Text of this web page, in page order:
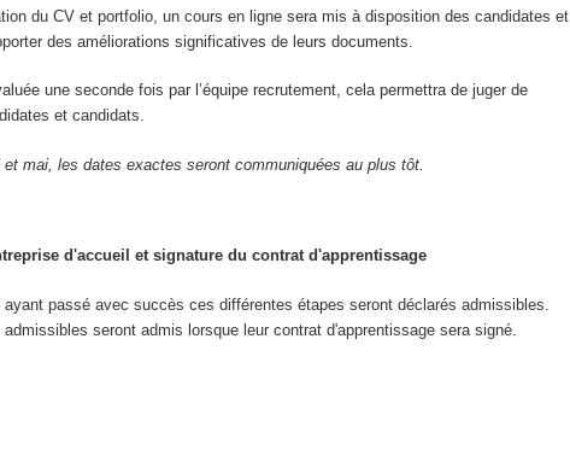
du CV et portfolio, un cours en ligne sera mis à disposition des candidates et
des améliorations significatives de leurs documents.
une seconde fois par l’équipe recrutement, cela permettra de juger de
et candidats.
mai, les dates exactes seront communiquées au plus tôt.
d'accueil et signature du contrat d'apprentissage
passé avec succès ces différentes étapes seront déclarés admissibles.
seront admis lorsque leur contrat d'apprentissage sera signé.